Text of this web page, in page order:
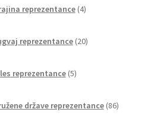
reprezentance 4izdelki
reprezentance 20izdelkov
reprezentance 5izdelkov
države reprezentance 86izdelkov